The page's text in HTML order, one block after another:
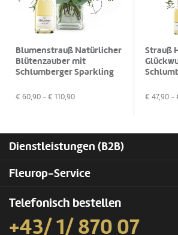
Blumenstrauß Natürlicher
Blütenzauber mit
Schlumberger Sparkling
€ 60,90 - € 110,90
Strauß
€ 47,90 -
Dienstleistungen (B2B)
Fleurop-Service
Telefonisch bestellen
+43/ 1/ 870 07